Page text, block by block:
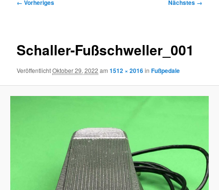
← Vorheriges Nächstes →
Schaller-Fußschweller_001
VeröffentlichtOktober 29, 2022 am1512 × 2016inFußpedale